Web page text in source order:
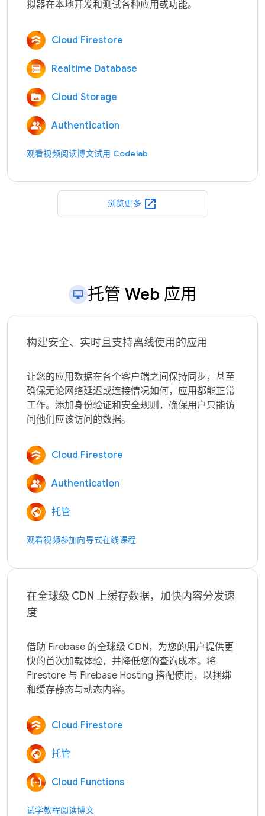
Cloud Firestore
Realtime Database
Cloud Storage
Authentication
观看视频阅读博文试用 Codelab
浏览更多 open_in_new
托管 Web 应用
构建安全、实时且支持离线使用的应用
让您的应用数据在各个客户端之间保持同步，甚至
确保无论网络延迟或连接情况如何，应用都能正常
工作。添加身份验证和安全规则，确保用户只能访
Cloud Firestore
Authentication
托管
观看视频参加向导式在线课程
在全球级 CDN 上缓存数据，加快内容分发速
度
借助 Firebase 的全球级 CDN，为您的用户提供更
快的首次加载体验，并降低您的查询成本。将
Firestore 与 Firebase Hosting 搭配使用，以捆绑
Cloud Firestore
托管
Cloud Functions
试学教程阅读博文